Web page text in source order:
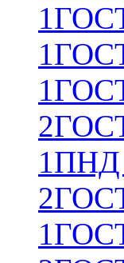
1
1
1
2
1ПНД
2
1